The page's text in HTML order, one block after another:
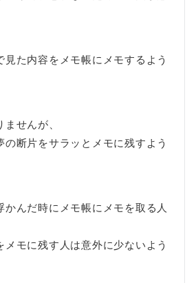
見た内容をメモ帳にメモするよう
せんが、
断片をサラッとメモに残すよう
かんだ時にメモ帳にメモを取る人
モに残す人は意外に少ないよう